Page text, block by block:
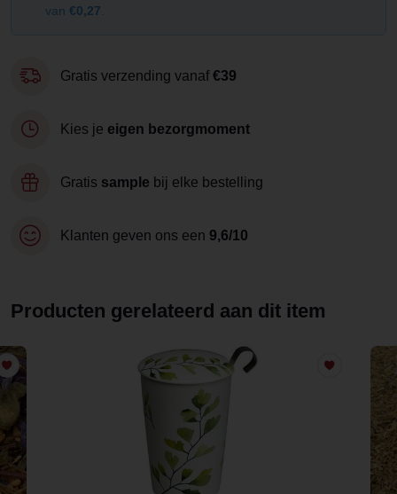
van €0,27
Gratis verzending vanaf €39
Kies je eigen bezorgmoment
Gratis sample bij elke bestelling
Klanten geven ons een 9,6/10
Producten gerelateerd aan dit item